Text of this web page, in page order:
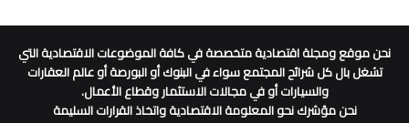
نحن موقع ومجلة اقتصادية متخصصة في كافة الموضوعات الاقتصادية التي
تشغل بال كل شرائح المجتمع سواء في البنوك أو البورصة أو عالم العقارات
والسيارات أو في مجالات الاستثمار وقطاع الأعمال.
نحن مؤشرك نحو المعلومة الاقتصادية واتخاذ القرارات السليمة